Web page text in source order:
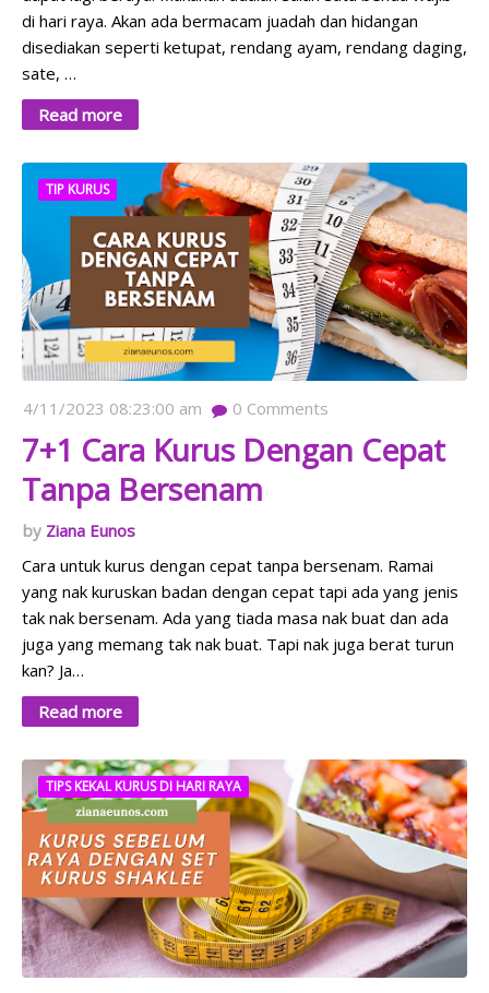
di hari raya. Akan ada bermacam juadah dan hidangan
disediakan seperti ketupat, rendang ayam, rendang daging,
sate, …
Read more
TIP KURUS
4/11/2023 08:23:00 am 0 Comments
7+1 Cara Kurus Dengan Cepat
Tanpa Bersenam
Ziana Eunos
Cara untuk kurus dengan cepat tanpa bersenam. Ramai
yang nak kuruskan badan dengan cepat tapi ada yang jenis
tak nak bersenam. Ada yang tiada masa nak buat dan ada
juga yang memang tak nak buat. Tapi nak juga berat turun
kan? Ja…
Read more
TIPS KEKAL KURUS DI HARI RAYA